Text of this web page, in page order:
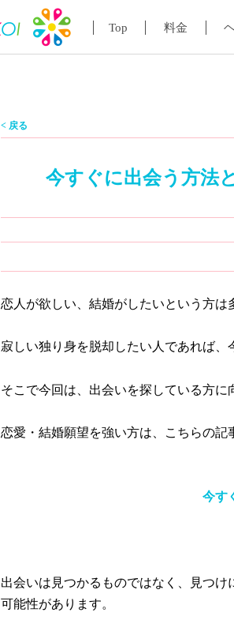
Top 料金
< 戻る
今すぐに出会う方法
恋人が欲しい、結婚がしたいという方
寂しい独り身を脱却したい人であれば、
そこで今回は、出会いを探している方に
恋愛・結婚願望を強い方は、こちらの記
今す
出会いは見つかるものではなく、見つ
可能性があります。